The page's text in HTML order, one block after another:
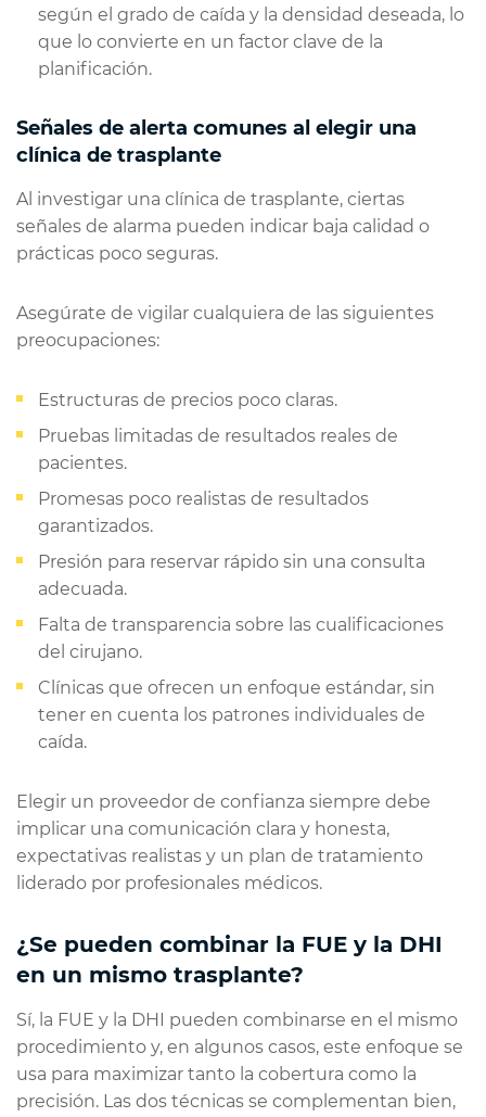
según el grado de caída y la densidad deseada, lo
que lo convierte en un factor clave de la
planificación.
Señales de alerta comunes al elegir una
clínica de trasplante
Al investigar una clínica de trasplante, ciertas
señales de alarma pueden indicar baja calidad o
prácticas poco seguras.
Asegúrate de vigilar cualquiera de las siguientes
preocupaciones:
Estructuras de precios poco claras.
Pruebas limitadas de resultados reales de
pacientes.
Promesas poco realistas de resultados
garantizados.
Presión para reservar rápido sin una consulta
adecuada.
Falta de transparencia sobre las cualificaciones
del cirujano.
Clínicas que ofrecen un enfoque estándar, sin
tener en cuenta los patrones individuales de
caída.
Elegir un proveedor de confianza siempre debe
implicar una comunicación clara y honesta,
expectativas realistas y un plan de tratamiento
liderado por profesionales médicos.
¿Se pueden combinar la FUE y la DHI
en un mismo trasplante?
Sí, la FUE y la DHI pueden combinarse en el mismo
procedimiento y, en algunos casos, este enfoque se
usa para maximizar tanto la cobertura como la
precisión. Las dos técnicas se complementan bien,